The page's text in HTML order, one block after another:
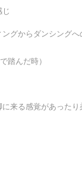
グからダンシング
踏んだ時）
来る感覚があった